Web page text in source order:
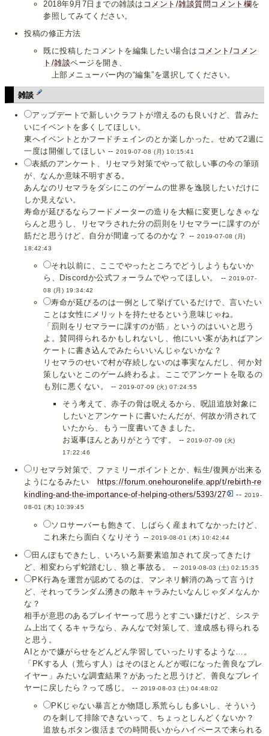
2018年9月7日までの雑談は コメント/雑談質問コメント欄を
参照してみてください。
投稿の修正方法
既に投稿したコメントを編集したい場合は コメント/コメン
ト/雑談ページを開き、
上部メニューバー内の“編集”を選択してください。
雑談
アップデートで新しいクラフトが増えるのも良いけど、昔みた
いにイベントを多くしてほしい。
東へイベントとかフードチェインのとか楽しかった。せめて2週に
一度は開催してほしい --2019-07-08 (月) 10:15:41
表紙のアンケート、リセマラ対策でやって欲しい事の今の筆頭
が、なんか意味不明すぎる。
あんなのリセマラをダシにこのゲームの世界を逸脱したいだけに
しか見えない。
寿命が延びるならフードメーターの造りを大幅に変更しなきゃな
らんと思うし、リセマラされた分の罰則をリセマラーに課すのが
筋だと思うけど、自分が間違ってるのかな？ --2019-07-08 (月)
18:42:43
それ以前に、ここでやったところでどうしようもないか
ら、Discordか公式フォーラムでやってほしい。 --2019-07-
08 (月) 19:34:42
寿命が延びるのは一例として挙げているだけで、言いたい
ことは女性にメリットを持たせるという意味じゃね。
「罰則をリセマラーに課すのが筋」というのはいいと思う
よ。賛同得られるかもしれないし、他にいい案があればアン
ケートに書き込んでみたらいいんじゃないかな？
リセマラのせいで村が存続しないのは事実なんだし、何か対
策しないとこのゲーム終わるよ。ここでアンケートを取るの
も別に悪くない。 --2019-07-09 (火) 07:24:55
そう考えて、赤子の骨は呪えるから、呪詛追放対象に
したいとアンケートに書いたんだが、何故か消されて
いたから、もう一度書いてきました。
お返事ほんとありがとうです。 --2019-07-09 (火)
17:22:46
リセマラ対策で、ファミリーポイントとか、転生/復興が出来る
ようになるみたい
https://forum.onehouronelife.app/t/rebirth-re
kindling-and-the-importance-of-helping-others/5393/27
-- 2019-
08-01 (木) 10:39:45
ソロサーバーも飽きて、しばらく産まれてなかったけど、
これ来たら面白くなりそう --2019-08-01 (木) 10:42:44
田んぼもできたし、いろいろ新要素追加されて戻ってきたけ
ど、相変わらず蛇踏むし、狼と事故る。 --2019-08-03 (土) 02:15:35
PK行為を運営が認めてるのは、マンネリ解消の為って言うけ
ど、それってランダム湧きの敵キャラみたいなんじゃダメなんか
な？
相手が意思のあるプレイヤーって思うとすごい嫌だけど、システ
ム上出てくるキャラなら、みんなで対策して、達成感も得られる
と思う。
AIとかで嫌がらせをどんどん学習していったりするような…。
「PKする人（荒らす人）はそのほとんどが暇になった善良なプレ
イヤー」みたいな調査結果？があったと思うけど、善良なプレイ
ヤーに戻したら？って感じ。 -- 2019-08-03 (土) 04:48:02
PKじゃない暴言とか物隠し系荒らしも多いし、そういう
のを刺して排除できないって、ちょっとしんどくないか？
追放もボタン復活までの時間長いからハイペースで来られる